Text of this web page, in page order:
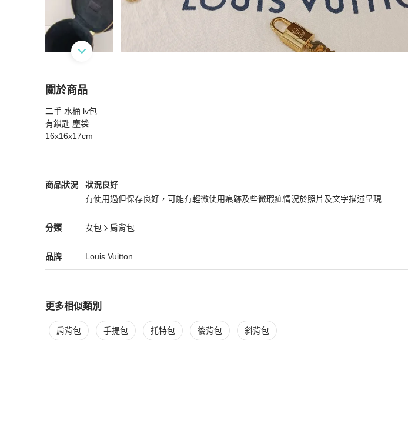
關於商品
關於 Louis Vuitton
二手 水桶 lv包
有鎖匙 塵袋
16x16x17cm
商品狀況
Louis Vuitton女包商品狀態與細節
狀況良好
有使用過但保存良好，可能有輕微使用痕跡及些微瑕疵情況於照片及文字描述呈現
狀況良好
分類
Louis Vuitton女包 分類資訊
女包
肩背包
女包/肩背包推薦
品牌
Louis Vuitton精品女包品牌介紹
Louis Vuitton
Louis Vuitton推薦清單
更多相似類別
更多Louis Vuitton女包 相似商品推薦
肩背包 手提包 托特包 後背包 斜背包